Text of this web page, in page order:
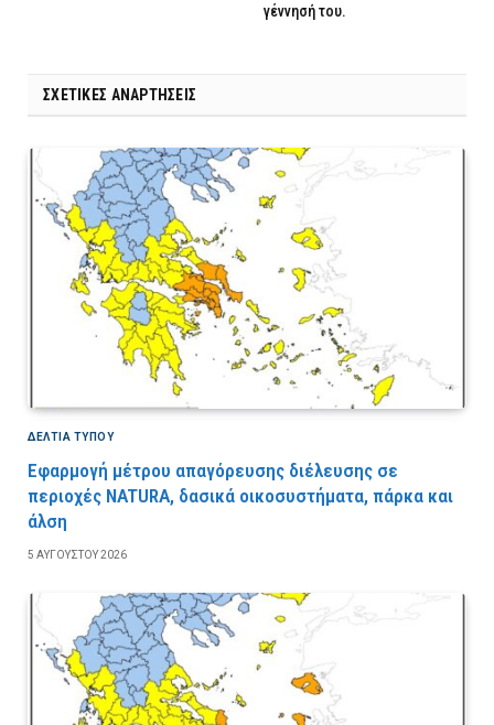
γέννησή του.
ΣΧΕΤΙΚΈΣ ΑΝΑΡΤΉΣΕΙΣ
ΔΕΛΤΙΑ ΤΥΠΟΥ
Εφαρμογή μέτρου απαγόρευσης διέλευσης σε
περιοχές NATURA, δασικά οικοσυστήματα, πάρκα και
άλση
5 ΑΥΓΟΎΣΤΟΥ 2026